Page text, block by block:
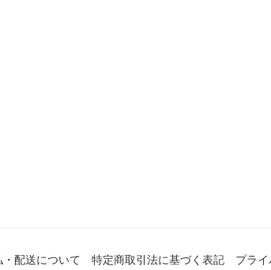
・配送について 特定商取引法に基づく表記 プラ